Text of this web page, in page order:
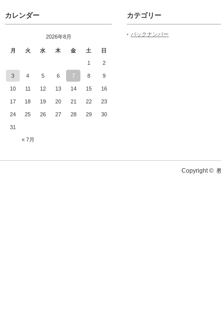
カレンダー
2026年8月
月 火 水 木 金 土 日
« 7月
1 2
3 4 5 6 7 8 9
10 11 12 13 14 15 16
17 18 19 20 21 22 23
24 25 26 27 28 29 30
31
カテゴリー
バックナンバー
Copyright ©